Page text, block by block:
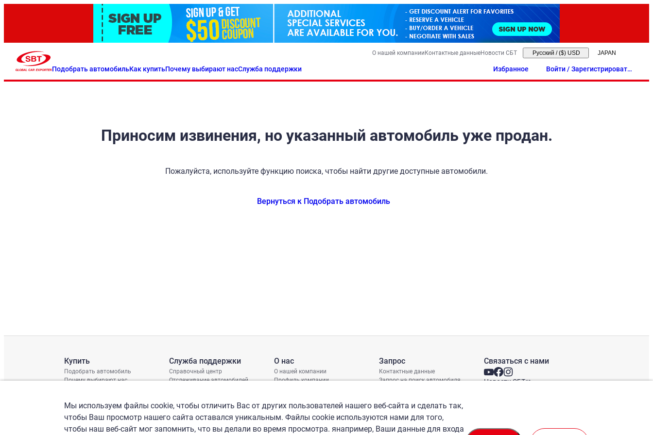
Подобрать автомобильКак купитьПочему выбирают насСлужба поддержки
О нашей компанииКонтактные данныеНовости СБТ Русский / ($) USD
Избранное
Войти / Зарегистрировать
ся
Приносим извинения, но указанный автомобиль уже продан.
Пожалуйста, используйте функцию поиска, чтобы найти другие доступные автомобили.
Вернуться к Подобрать автомобиль
Купить
Подобрать автомобиль
Почему выбирают нас
Служба поддержки
Справочный центр
Отслеживание автомобилей
График доставки
Проверка шасси
О нас
О нашей компании
Профиль компании
Запрос
Контактные данные
Запрос на поиск автомобиля
Связаться с нами
Новости СБТ
Мы используем файлы cookie, чтобы отличить Вас от других пользователей нашего веб-сайта и сделать так,
чтобы Ваш просмотр нашего сайта оставался уникальным. Файлы cookie используются нами для того,
чтобы наш веб-сайт мог запомнить, что вы делали во время просмотра. янапример, Ваши данные для входа